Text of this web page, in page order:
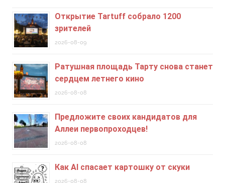
Открытие Tartuff собрало 1200
зрителей
2026-08-09
Ратушная площадь Тарту снова станет
сердцем летнего кино
2026-08-08
Предложите своих кандидатов для
Аллеи первопроходцев!
2026-08-08
Как AI спасает картошку от скуки
2026-08-08